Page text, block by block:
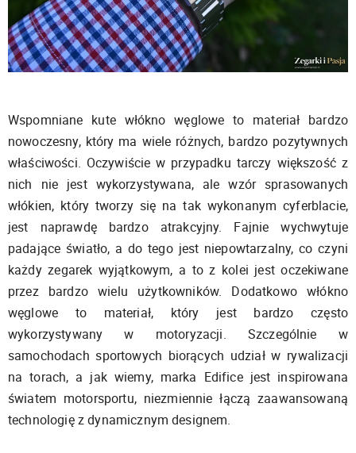
Wspomniane kute włókno węglowe to materiał bardzo
nowoczesny, który ma wiele różnych, bardzo pozytywnych
właściwości. Oczywiście w przypadku tarczy większość z
nich nie jest wykorzystywana, ale wzór sprasowanych
włókien, który tworzy się na tak wykonanym cyferblacie,
jest naprawdę bardzo atrakcyjny. Fajnie wychwytuje
padające światło, a do tego jest niepowtarzalny, co czyni
każdy zegarek wyjątkowym, a to z kolei jest oczekiwane
przez bardzo wielu użytkowników. Dodatkowo włókno
węglowe to materiał, który jest bardzo często
wykorzystywany w motoryzacji. Szczególnie w
samochodach sportowych biorących udział w rywalizacji
na torach, a jak wiemy, marka Edifice jest inspirowana
światem motorsportu, niezmiennie łączą zaawansowaną
technologię z dynamicznym designem.